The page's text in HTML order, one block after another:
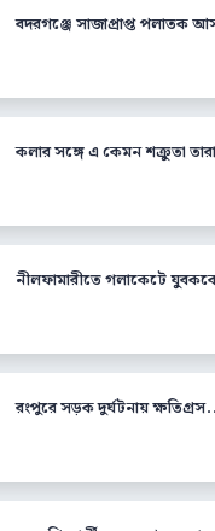
বদরগঞ্জে সাজাপ্রাপ্ত পলাতক
কলার সঙ্গে এ কেমন শক্রুতা
নীলফামারীতে গলাকেটে
রংপুরে সড়ক দুর্ঘটনায়